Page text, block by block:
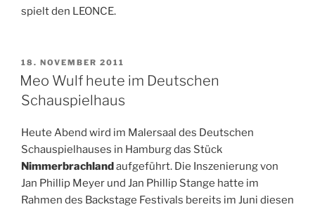
spielt den LEONCE.
VERÖFFENTLICHT
AM
18. NOVEMBER 2011
Meo Wulf heute im Deutschen
Schauspielhaus
Heute Abend wird im Malersaal des Deutschen
Schauspielhauses in Hamburg das Stück
Nimmerbrachlandaufgeführt. Die Inszenierung von
Jan Phillip Meyer und Jan Phillip Stange hatte im
Rahmen des Backstage Festivals bereits im Juni diesen